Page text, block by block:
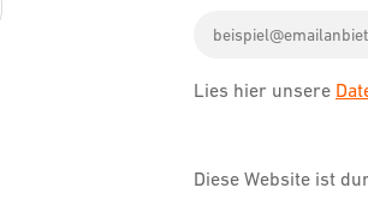
address
Lies hier unsere
Diese Website ist